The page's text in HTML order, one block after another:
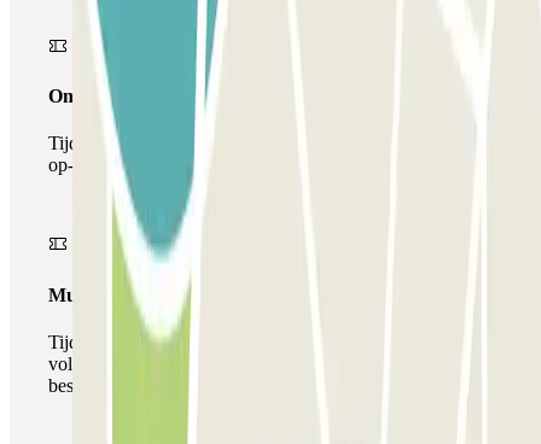
Onepass
Tijdens je verblijf kun je de parkeerplaats maar één keer
op- en afrijden.
Multiparking pass
Tijdens uw verblijf kunt u gebruik maken van het
volledige netwerk van parkeergarages van deze operator,
beschikbaar bij Parclick.